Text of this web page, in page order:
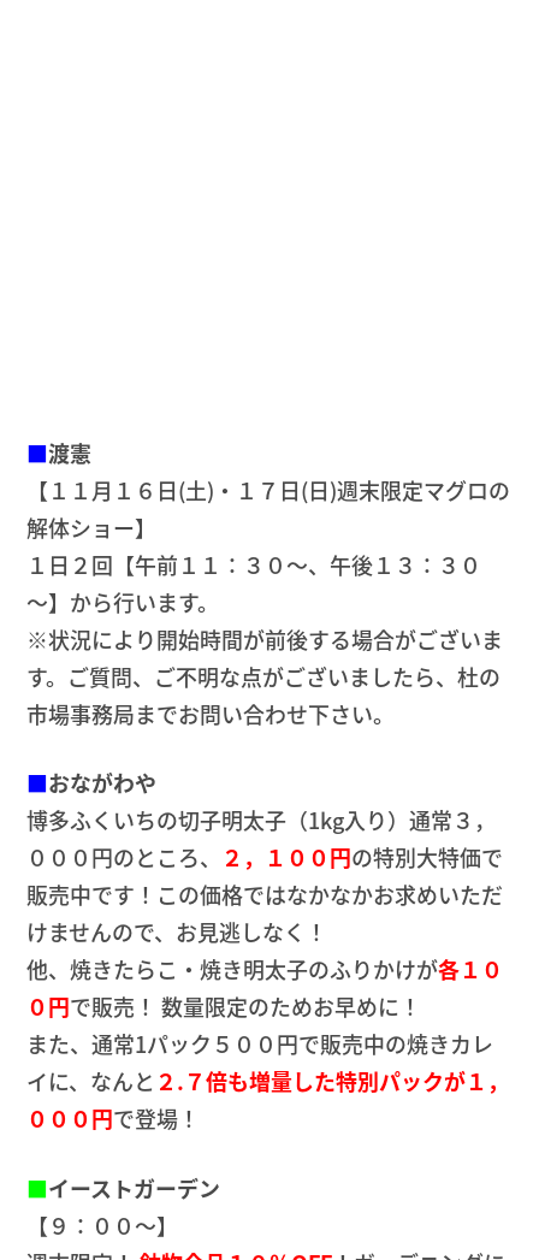
■渡憲
【１１月１６日(土)・１７日(日)週末限定マグロの
解体ショー】
１日２回【午前１１：３０～、午後１３：３０
～】から行います。
※状況により開始時間が前後する場合がございま
す。ご質問、ご不明な点がございましたら、杜の
市場事務局までお問い合わせ下さい。
■おながわや
博多ふくいちの切子明太子（1kg入り）通常３，
０００円のところ、
２，１００円の特別大特価で
販売中です！この価格ではなかなかお求めいただ
けませんので、お見逃しなく！
他、焼きたらこ・焼き明太子のふりかけが各１０
０円で販売！ 数量限定のためお早めに！
また、通常1パック５００円で販売中の焼きカレ
イに、なんと ２.７倍も増量した特別パックが１，
０００円で登場！
■イーストガーデン
【９：００～】